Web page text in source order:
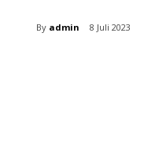
By admin 8 Juli 2023